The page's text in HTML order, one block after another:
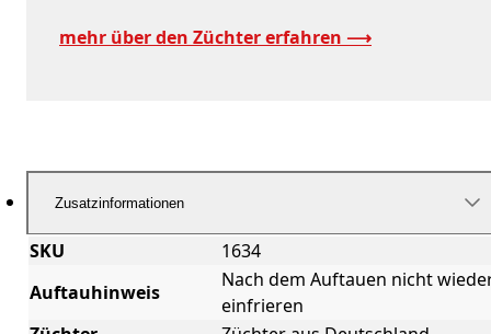
mehr über den Züchter erfahren ⟶
Zusatzinformationen
SKU
1634
Auftauhinweis
Nach dem Auftauen nicht
einfrieren